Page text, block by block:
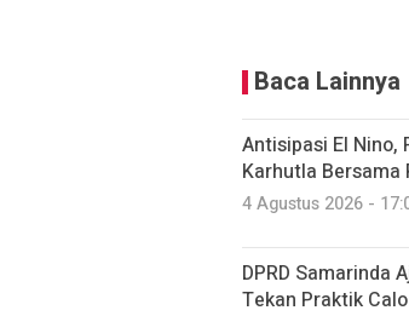
Baca Lainnya
Antisipasi El Nino,
Karhutla Bersama
4 Agustus 2026 -
DPRD Samarinda
Tekan Praktik